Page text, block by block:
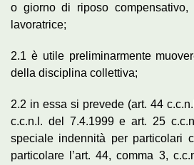
o giorno di riposo compensativo,
lavoratrice;
2.1 è utile preliminarmente
della disciplina collettiva;
2.2 in essa si prevede (art. 44
c.c.n.l. del 7.4.1999 e art. 25
speciale indennità per particolari
particolare l’art. 44, comma 3,